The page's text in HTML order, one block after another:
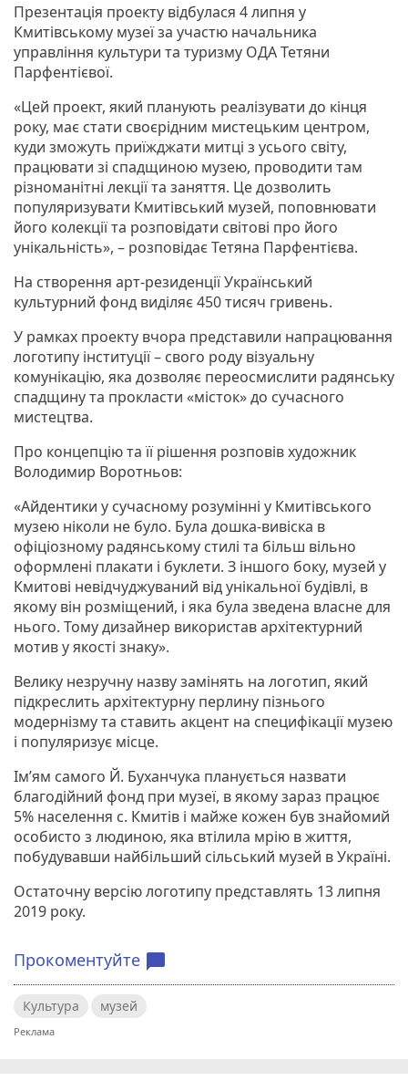
Презентація проекту відбулася 4 липня у
Кмитівському музеї за участю начальника
управління культури та туризму ОДА Тетяни
Парфентієвої.
«Цей проект, який планують реалізувати до кінця
року, має стати своєрідним мистецьким центром,
куди зможуть приїжджати митці з усього світу,
працювати зі спадщиною музею, проводити там
різноманітні лекції та заняття. Це дозволить
популяризувати Кмитівський музей, поповнювати
його колекції та розповідати світові про його
унікальність», – розповідає Тетяна Парфентієва.
На створення арт-резиденції Український
культурний фонд виділяє 450 тисяч гривень.
У рамках проекту вчора представили напрацювання
логотипу інституції – свого роду візуальну
комунікацію, яка дозволяє переосмислити радянську
спадщину та прокласти «місток» до сучасного
мистецтва.
Про концепцію та її рішення розповів художник
Володимир Воротньов:
«Айдентики у сучасному розумінні у Кмитівського
музею ніколи не було. Була дошка-вивіска в
офіціозному радянському стилі та більш вільно
оформлені плакати і буклети. З іншого боку, музей у
Кмитові невідчуджуваний від унікальної будівлі, в
якому він розміщений, і яка була зведена власне для
нього. Тому дизайнер використав архітектурний
мотив у якості знаку».
Велику незручну назву замінять на логотип, який
підкреслить архітектурну перлину пізнього
модернізму та ставить акцент на специфікації музею
і популяризує місце.
Ім’ям самого Й. Буханчука планується назвати
благодійний фонд при музеї, в якому зараз працює
5% населення с. Кмитів і майже кожен був знайомий
особисто з людиною, яка втілила мрію в життя,
побудувавши найбільший сільський музей в Україні.
Остаточну версію логотипу представлять 13 липня
2019 року.
Прокоментуйте chat_bubble
Культура музей